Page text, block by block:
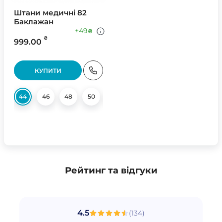
Штани медичні 82
Баклажан
999.00 ₴
+49₴
КУПИТИ
44 46 48 50
Рейтинг та відгуки
4.5 (134)